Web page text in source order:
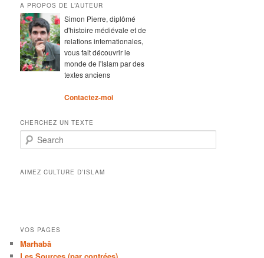
A PROPOS DE L’AUTEUR
Simon Pierre, diplômé
d'histoire médiévale et de
relations internationales,
vous fait découvrir le
monde de l'Islam par des
textes anciens
Contactez-moi
CHERCHEZ UN TEXTE
Search
AIMEZ CULTURE D’ISLAM
VOS PAGES
Marhabâ